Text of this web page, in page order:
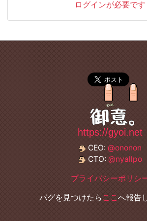
ログインが必要です
https://gyoi.net
CEO:@ononon
CTO: @nyallpo
プライバシーポリシ
バグを見つけたら ここへ報告